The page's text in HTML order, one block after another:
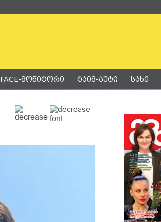
FACE-მონიტორი ტაიმ-აუტი სახე